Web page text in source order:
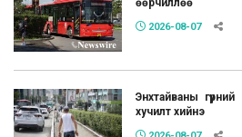
2026-08-07
Энхтайваны
хучилт хийнэ